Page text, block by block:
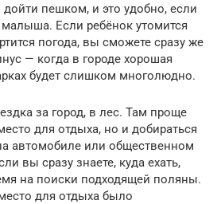
пешком, и это удобно, если
Если ребёнок утомится
погода, вы сможете сразу же
— когда в городе хорошая
будет слишком многолюдно.
за город, в лес. Там проще
для отдыха, но и добираться
автомобиле или общественном
вы сразу знаете, куда ехать,
на поиски подходящей поляны.
для отдыха было